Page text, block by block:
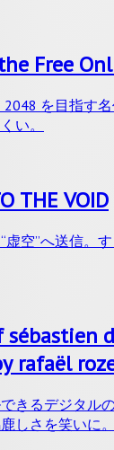
Free
を目指す
い。
THE VOID
虚空”へ送信。
rafaël
きるデジタル
しさを笑いに。